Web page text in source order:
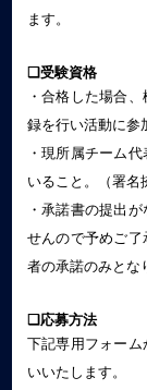
ます。
❏受験資格
・合格した場合
録を行い活動に参
・現所属チーム
いること。（署名
・承諾書の提出
せんので予めご
者の承諾のみとな
❏応募方法
下記専用フォー
いいたします。